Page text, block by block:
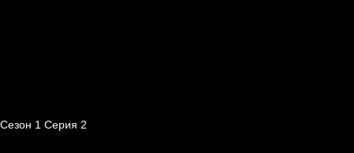
Сезон 1 Серия 2